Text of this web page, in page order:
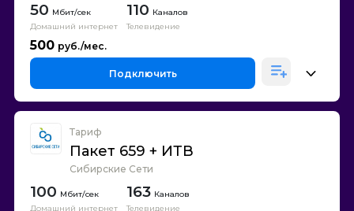
50
Домашний интернет
110 Каналов
Телевидение
500
Подключить
Тариф
Пакет 659 + ИТВ
Сибирские Сети
100
Домашний интернет
163 Каналов
Телевидение